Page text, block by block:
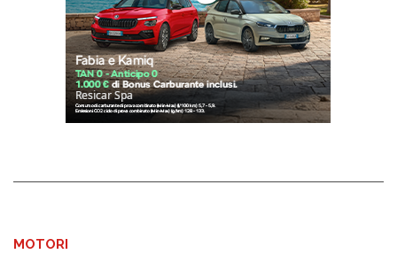
MOTORI